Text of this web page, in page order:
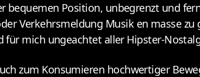
bequemen Position, unbegrenzt und
Verkehrsmeldung Musik en masse
für mich ungeachtet aller Hipster-
zum Konsumieren hochwertiger